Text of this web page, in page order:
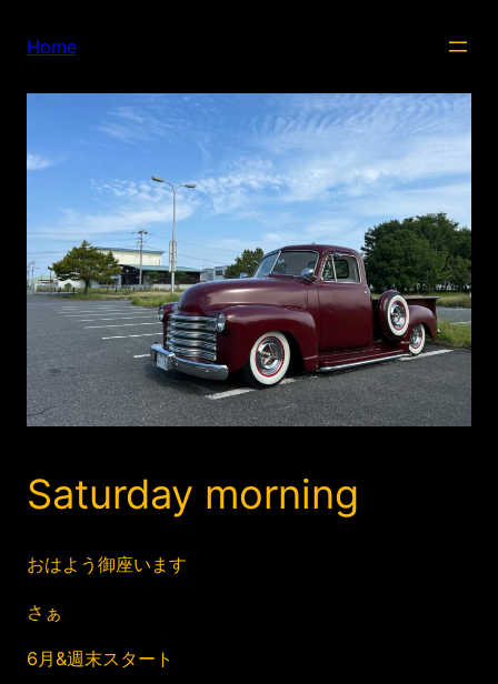
Home
Saturday morning
おはよう御座います
さぁ
6月&週末スタート